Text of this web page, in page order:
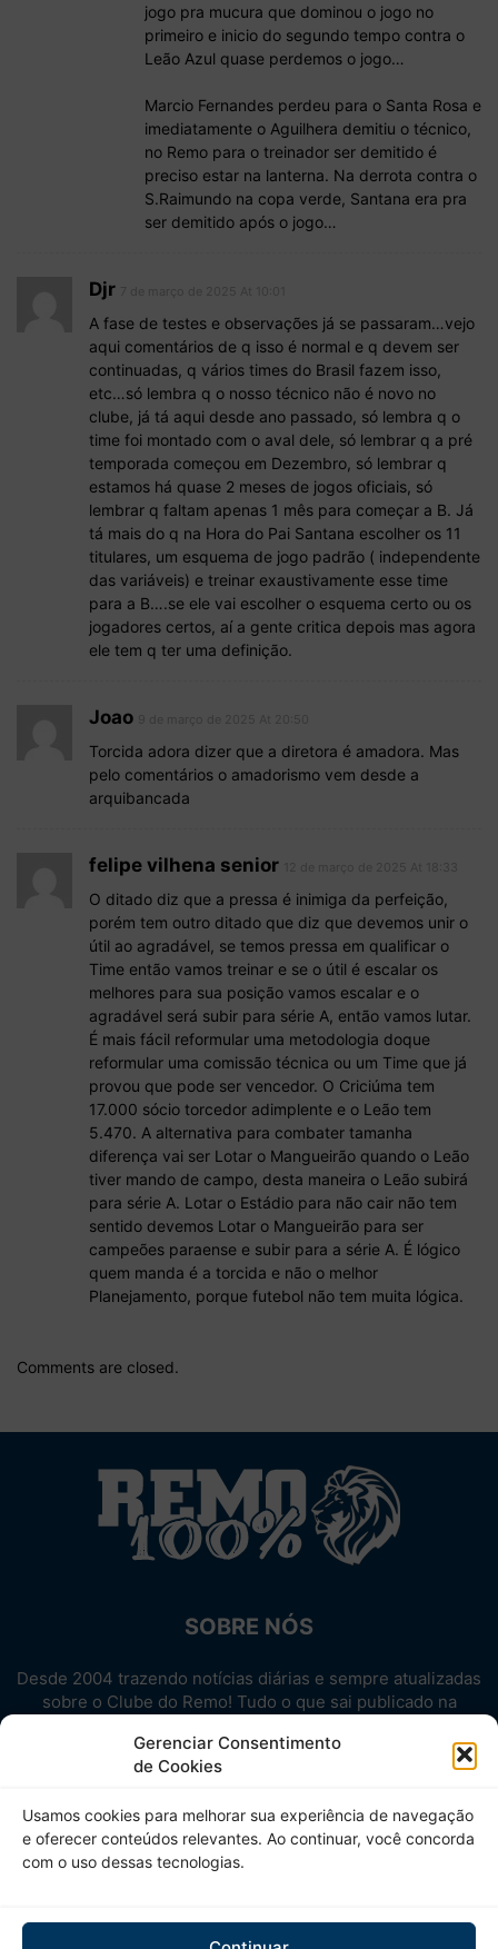
Gerenciar Consentimento
de Cookies
Usamos cookies para melhorar sua experiência de navegação
e oferecer conteúdos relevantes. Ao continuar, você concorda
com o uso dessas tecnologias.
jogo pra mucura que dominou o jogo no
primeiro e inicio do segundo tempo contra o
Leão Azul quase perdemos o jogo…
Marcio Fernandes perdeu para o Santa Rosa e
imediatamente o Aguilhera demitiu o técnico,
no Remo para o treinador ser demitido é
preciso estar na lanterna. Na derrota contra o
S.Raimundo na copa verde, Santana era pra
ser demitido após o jogo…
Djr
A fase de testes e observações já se passaram…vejo
aqui comentários de q isso é normal e q devem ser
continuadas, q vários times do Brasil fazem isso,
etc…só lembra q o nosso técnico não é novo no
clube, já tá aqui desde ano passado, só lembra q o
time foi montado com o aval dele, só lembrar q a pré
temporada começou em Dezembro, só lembrar q
estamos há quase 2 meses de jogos oficiais, só
lembrar q faltam apenas 1 mês para começar a B. Já
tá mais do q na Hora do Pai Santana escolher os 11
titulares, um esquema de jogo padrão ( independente
das variáveis) e treinar exaustivamente esse time
para a B….se ele vai escolher o esquema certo ou os
jogadores certos, aí a gente critica depois mas agora
ele tem q ter uma definição.
Joao
Torcida adora dizer que a diretora é amadora. Mas
pelo comentários o amadorismo vem desde a
arquibancada
felipe vilhena senior
O ditado diz que a pressa é inimiga da perfeição,
porém tem outro ditado que diz que devemos unir o
útil ao agradável, se temos pressa em qualificar o
Time então vamos treinar e se o útil é escalar os
melhores para sua posição vamos escalar e o
agradável será subir para série A, então vamos lutar.
É mais fácil reformular uma metodologia doque
reformular uma comissão técnica ou um Time que já
provou que pode ser vencedor. O Criciúma tem
17.000 sócio torcedor adimplente e o Leão tem
5.470. A alternativa para combater tamanha
diferença vai ser Lotar o Mangueirão quando o Leão
tiver mando de campo, desta maneira o Leão subirá
para série A. Lotar o Estádio para não cair não tem
sentido devemos Lotar o Mangueirão para ser
campeões paraense e subir para a série A. É lógico
quem manda é a torcida e não o melhor
Planejamento, porque futebol não tem muita lógica.
Comments are closed.
SOBRE NÓS
Desde 2004 trazendo notícias diárias e sempre atualizadas
sobre o Clube do Remo! Tudo o que sai publicado na
Aproveite! Site não-oficial.
SIGA-NOS